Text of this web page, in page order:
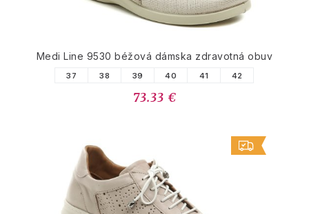
Medi Line 9530 béžová dámska zdravotná obuv
37 38 39 40 41 42
73.33 €